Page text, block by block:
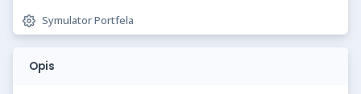
Symulator Portfela
Opis